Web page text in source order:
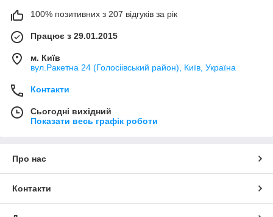
100% позитивних з 207 відгуків за рік
Працює з 29.01.2015
м. Київ
вул.Ракетна 24 (Голосіівський район), Київ, Україна
Контакти
Сьогодні вихідний
Показати весь графік роботи
Про нас
Контакти